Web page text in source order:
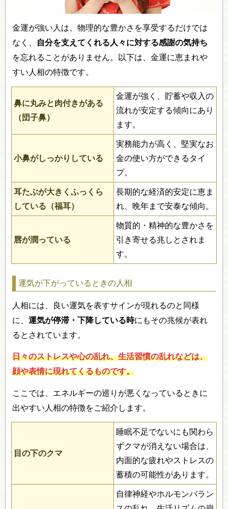
金運が強い人は、物理的な豊かさを享受するだけでは
なく、 自分を支えてくれる人々に対する感謝の気持ち
を忘れることがありません。以下は、金運に恵まれや
すい人相の特徴です。
鼻に丸みと肉付きがある
（団子鼻）
金運が強く、貯蓄や収入の
流れが安定する傾向にあり
ます。
小鼻がしっかりしている
実務能力が高く、堅実なお
金の使い方ができるタイ
プ。
耳たぶが大きくふっくら
している（福耳）
長期的な経済的安定に恵ま
れ、晩年まで安泰な傾向。
唇が潤っている
物質的・精神的な豊かさを
引き寄せる兆しとされま
す。
運気が下がっているときの人相
人相には、良い運気を表すサインが現れるのと同様
に、運気が停滞・下降している時にもその兆候が表れ
るとされています。
日々のストレスや心の乱れ、生活習慣の乱れなどは、
顔や表情に現れてくるものです。
ここでは、エネルギーの巡りが悪くなっているときに
出やすい人相の特徴をご紹介します。
目の下のクマ
睡眠不足でないにも関わら
ずクマが消えない場合は、
内面的な疲れやストレスの
蓄積の可能性があります。
自律神経やホルモンバラン